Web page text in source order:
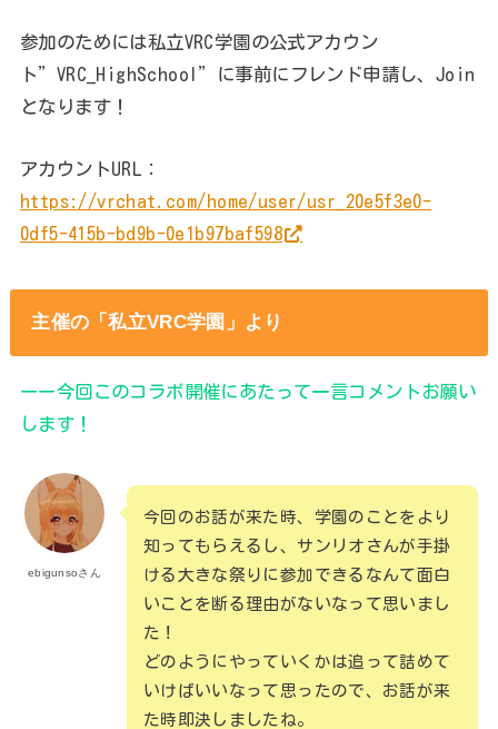
参加のためには私立VRC学園の公式アカウン
ト”VRC_HighSchool”に事前にフレンド申請し、Join
となります！
アカウントURL：
https://vrchat.com/home/user/usr_20e5f3e0-
0df5-415b-bd9b-0e1b97baf598
主催の「私立VRC学園」より
ーー今回このコラボ開催にあたって一言コメントお願い
します！
ebigunsoさん
今回のお話が来た時、学園のことをより
知ってもらえるし、サンリオさんが手掛
ける大きな祭りに参加できるなんて面白
いことを断る理由がないなって思いまし
た！
どのようにやっていくかは追って詰めて
いけばいいなって思ったので、お話が来
た時即決しましたね。